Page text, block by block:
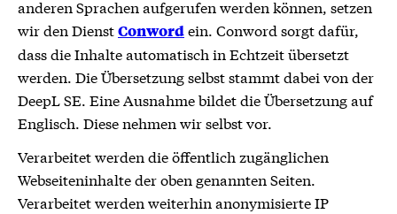
anderen Sprachen aufgerufen werden können, setzen
wir den DienstConwordein. Conword sorgt dafür,
dass die Inhalte automatisch in Echtzeit übersetzt
werden. Die Übersetzung selbst stammt dabei von der
DeepL SE. Eine Ausnahme bildet die Übersetzung auf
Englisch. Diese nehmen wir selbst vor.
Verarbeitet werden die öffentlich zugänglichen
Webseiteninhalte der oben genannten Seiten.
Verarbeitet werden weiterhin anonymisierte IP